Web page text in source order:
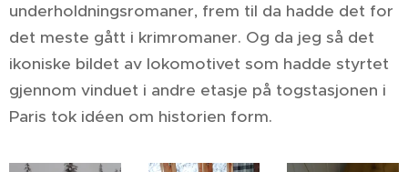
underholdningsromaner, frem til da hadde det for
det meste gått i krimromaner. Og da jeg så det
ikoniske bildet av lokomotivet som hadde styrtet
gjennom vinduet i andre etasje på togstasjonen i
Paris tok idéen om historien form.